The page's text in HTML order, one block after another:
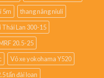
5m
thang nâng niuli
Thái Lan 300-15
20.5-25
Vỏ xe yokohama Y520
tấn đài loan